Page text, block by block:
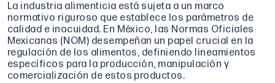
La industria alimenticia está sujeta a un marco
normativo riguroso que establece los parámetros de
calidad e inocuidad. En México, las Normas Oficiales
Mexicanas (NOM) desempeñan un papel crucial en la
regulación de los alimentos, definiendo lineamientos
específicos para la producción, manipulación y
comercialización de estos productos.